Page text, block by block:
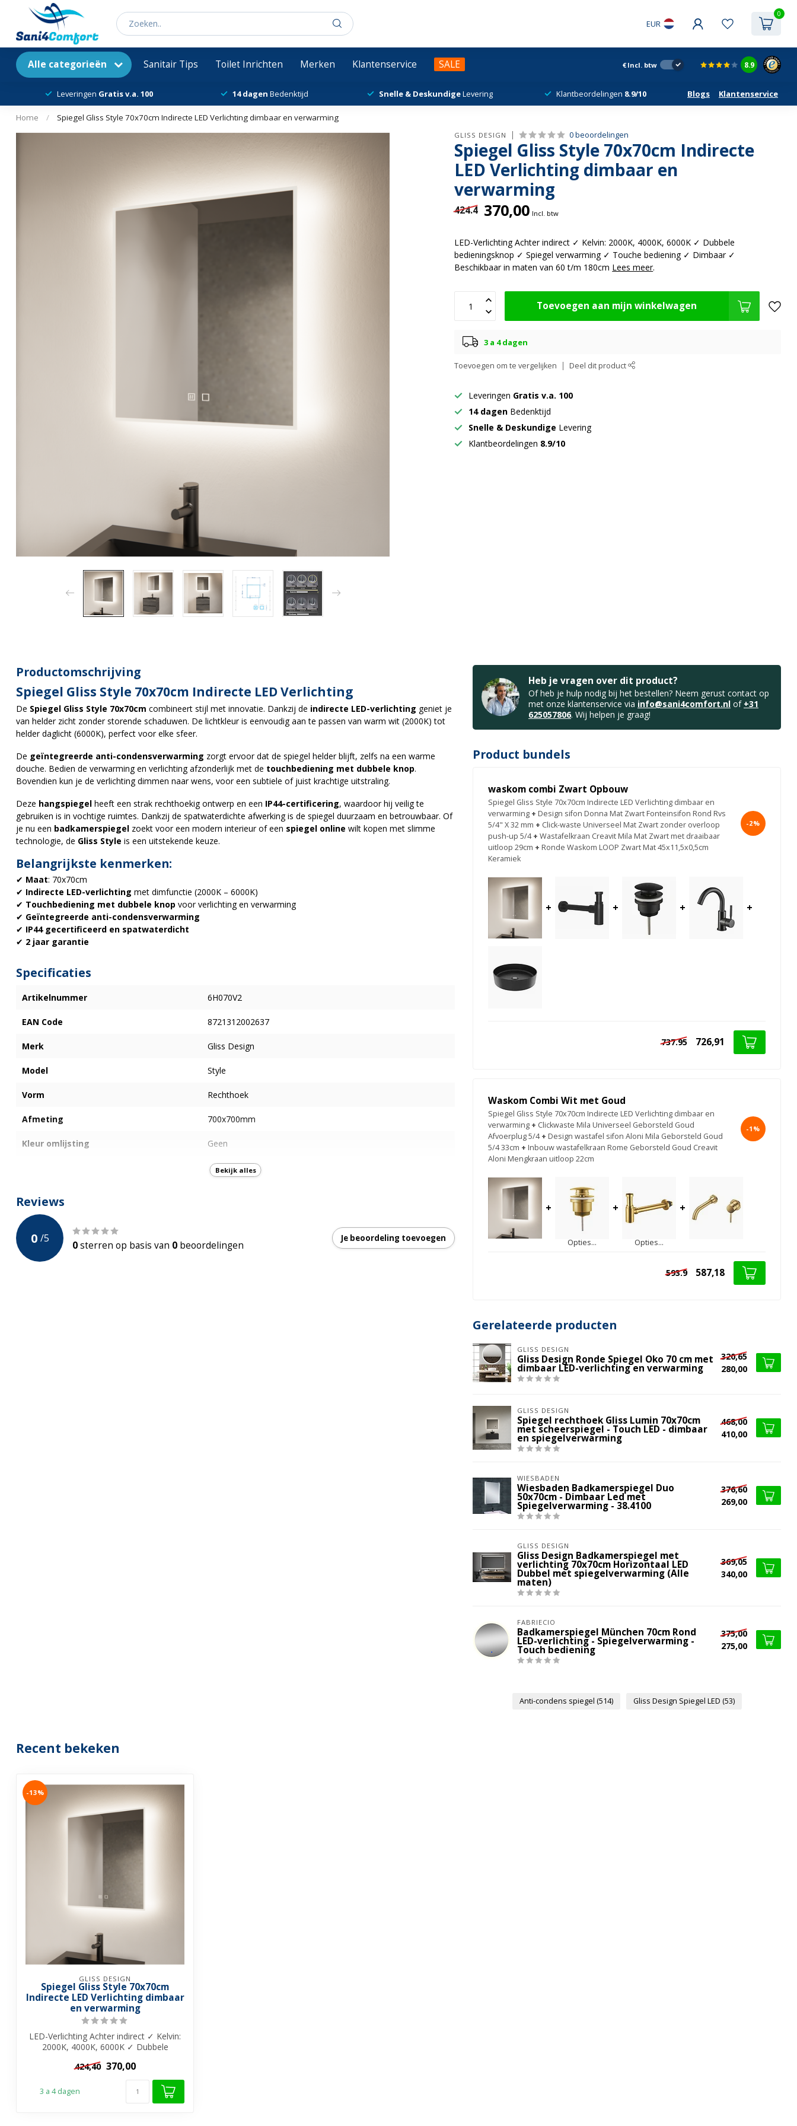
EUR
0
Alle categorieën Sanitair Tips Toilet Inrichten Merken Klantenservice SALE € Incl. btw 8.9
Leveringen Gratis v.a. 100 14 dagen Bedenktijd Snelle & DeskundigeLevering Klantbeordelingen 8.9/10 Blogs Klantenservice
Home / Spiegel Gliss Style 70x70cm Indirecte LED Verlichting dimbaar en verwarming
GLISS DESIGN 0 beoordelingen
Spiegel Gliss Style 70x70cm Indirecte
LED Verlichting dimbaar en
verwarming
424.4 370,00 Incl. btw
LED-Verlichting Achter indirect ✓ Kelvin: 2000K, 4000K, 6000K ✓ Dubbele
bedieningsknop ✓ Spiegel verwarming ✓ Touche bediening ✓ Dimbaar ✓
Beschikbaar in maten van 60 t/m 180cm Lees meer.
Toevoegen aan mijn winkelwagen
3 a 4 dagen
Toevoegen om te vergelijken Deel dit product
Leveringen Gratis v.a. 100
14 dagen Bedenktijd
Snelle & Deskundige Levering
Klantbeordelingen 8.9/10
Productomschrijving
Spiegel Gliss Style 70x70cm Indirecte LED Verlichting
De Spiegel Gliss Style 70x70cm combineert stijl met innovatie. Dankzij de indirecte LED-verlichting geniet je
van helder zicht zonder storende schaduwen. De lichtkleur is eenvoudig aan te passen van warm wit (2000K) tot
helder daglicht (6000K), perfect voor elke sfeer.
De geïntegreerde anti-condensverwarming zorgt ervoor dat de spiegel helder blijft, zelfs na een warme
douche. Bedien de verwarming en verlichting afzonderlijk met de touchbediening met dubbele knop.
Bovendien kun je de verlichting dimmen naar wens, voor een subtiele of juist krachtige uitstraling.
Deze hangspiegel heeft een strak rechthoekig ontwerp en een IP44-certificering, waardoor hij veilig te
gebruiken is in vochtige ruimtes. Dankzij de spatwaterdichte afwerking is de spiegel duurzaam en betrouwbaar. Of
je nu een badkamerspiegel zoekt voor een modern interieur of een spiegel online wilt kopen met slimme
technologie, de Gliss Style is een uitstekende keuze.
Belangrijkste kenmerken:
✔ Maat: 70x70cm
✔ Indirecte LED-verlichting met dimfunctie (2000K – 6000K)
✔ Touchbediening met dubbele knop voor verlichting en verwarming
✔ Geïntegreerde anti-condensverwarming
✔ IP44 gecertificeerd en spatwaterdicht
✔ 2 jaar garantie
Specificaties
Artikelnummer 6H070V2
EAN Code 8721312002637
Merk Gliss Design
Model Style
Vorm Rechthoek
Afmeting 700x700mm
Kleur omlijsting Geen
Digitale scherm
Type Schakelaar Touch
Plek verlichting
Bekijk alles
Reviews
0 /5
0sterren op basis van 0 beoordelingen
Je beoordeling toevoegen
Heb je vragen over dit product?
Of heb je hulp nodig bij het bestellen? Neem gerust contact op
met onze klantenservice via info@sani4comfort.nl of +31
625057806. Wij helpen je graag!
Product bundels
waskom combi Zwart Opbouw
Spiegel Gliss Style 70x70cm Indirecte LED Verlichting dimbaar en
verwarming + Design sifon Donna Mat Zwart Fonteinsifon Rond Rvs
5/4" X 32 mm + Click-waste Universeel Mat Zwart zonder overloop
push-up 5/4 + Wastafelkraan Creavit Mila Mat Zwart met draaibaar
uitloop 29cm + Ronde Waskom LOOP Zwart Mat 45x11,5x0,5cm
Keramiek
-2%
+ + + +
737.95 726,91
Waskom Combi Wit met Goud
Spiegel Gliss Style 70x70cm Indirecte LED Verlichting dimbaar en
verwarming + Clickwaste Mila Universeel Geborsteld Goud
Afvoerplug 5/4 + Design wastafel sifon Aloni Mila Geborsteld Goud
5/4 33cm + Inbouw wastafelkraan Rome Geborsteld Goud Creavit
Aloni Mengkraan uitloop 22cm
-1%
+
Opties...
+
Opties...
+
593.9 587,18
Gerelateerde producten
GLISS DESIGN
Gliss Design Ronde Spiegel Oko 70 cm met
dimbaar LED-verlichting en verwarming
320,65
280,00
GLISS DESIGN
Spiegel rechthoek Gliss Lumin 70x70cm
met scheerspiegel - Touch LED - dimbaar
en spiegelverwarming
468,00
410,00
WIESBADEN
Wiesbaden Badkamerspiegel Duo
50x70cm - Dimbaar Led met
Spiegelverwarming - 38.4100
376,60
269,00
GLISS DESIGN
Gliss Design Badkamerspiegel met
verlichting 70x70cm Horizontaal LED
Dubbel met spiegelverwarming (Alle
maten)
369,05
340,00
FABRIECIO
Badkamerspiegel München 70cm Rond
LED-verlichting - Spiegelverwarming -
Touch bediening
375,00
275,00
Anti-condens spiegel (514) Gliss Design Spiegel LED (53)
Recent bekeken
-13%
GLISS DESIGN
Spiegel Gliss Style 70x70cm
Indirecte LED Verlichting dimbaar
en verwarming
LED-Verlichting Achter indirect ✓ Kelvin:
2000K, 4000K, 6000K ✓ Dubbele
424,40 370,00
3 a 4 dagen